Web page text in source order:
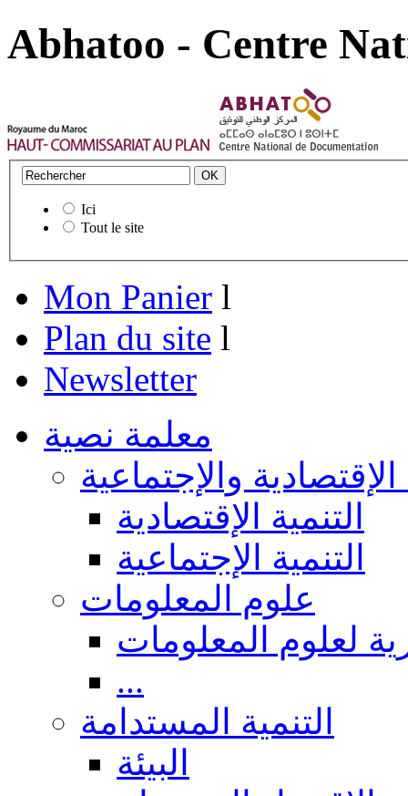
Abhatoo - Centre
Ici
Tout le site
Mon Panier l
Plan du site l
Newsletter
معلمة نصية
الإقتصادية والإجتماعية
التنمية الإقتصادية
التنمية الإجتماعية
علوم المعلومات
لعلوم المعلومات
...
التنمية المستدامة
البيئة